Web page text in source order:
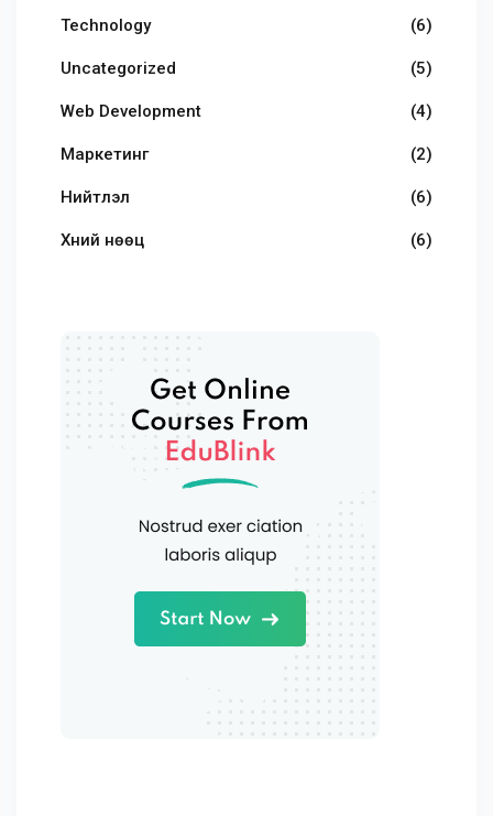
Technology (6)
Uncategorized (5)
Web Development (4)
Маркетинг (2)
Нийтлэл (6)
Хүний нөөц (6)